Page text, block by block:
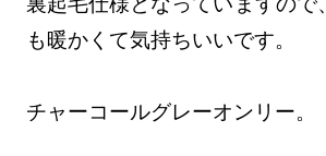
も暖かくて気持ちいいです。
チャーコールグレーオンリー。